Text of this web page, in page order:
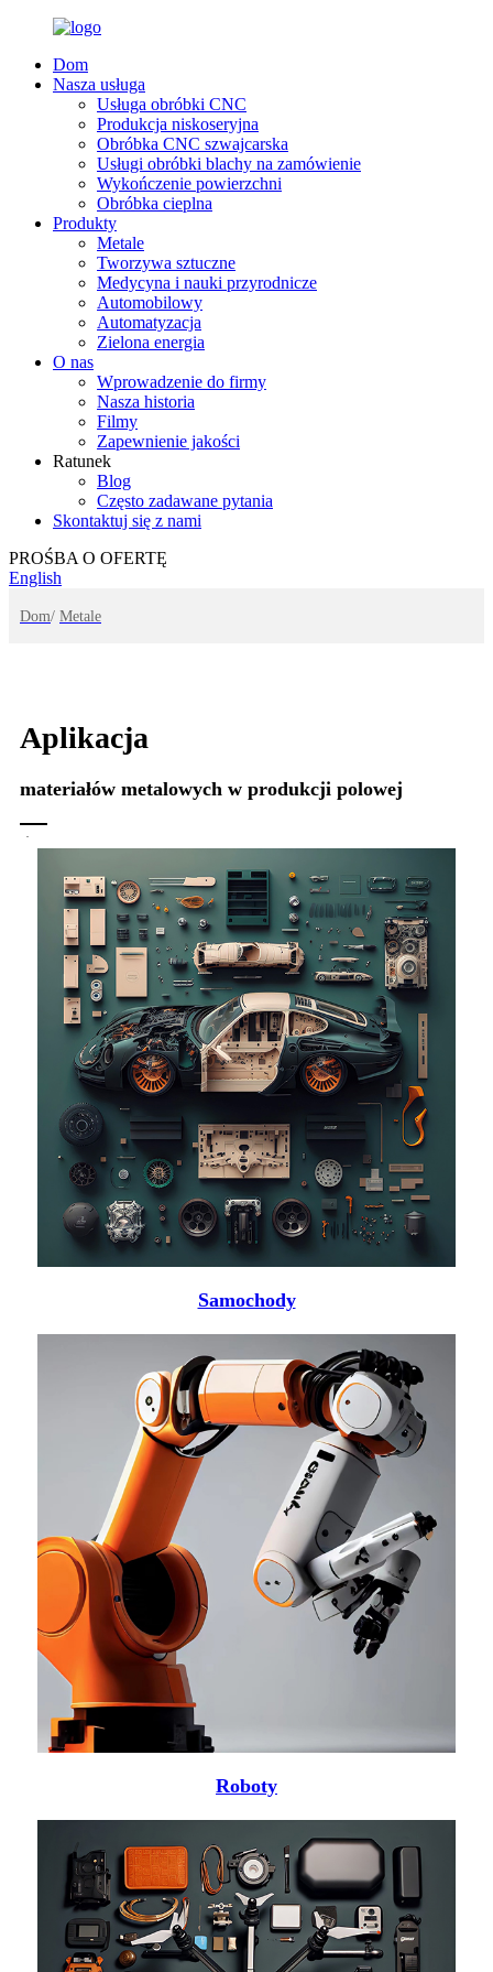
Dom
Nasza usługa
Usługa obróbki CNC
Produkcja niskoseryjna
Obróbka CNC szwajcarska
Usługi obróbki blachy na zamówienie
Wykończenie powierzchni
Obróbka cieplna
Produkty
Metale
Tworzywa sztuczne
Medycyna i nauki przyrodnicze
Automobilowy
Automatyzacja
Zielona energia
O nas
Wprowadzenie do firmy
Nasza historia
Filmy
Zapewnienie jakości
Ratunek
Blog
Często zadawane pytania
Skontaktuj się z nami
PROŚBA O OFERTĘ
English
Dom/ Metale
Aplikacja
materiałów metalowych w produkcji polowej
Samochody
Roboty